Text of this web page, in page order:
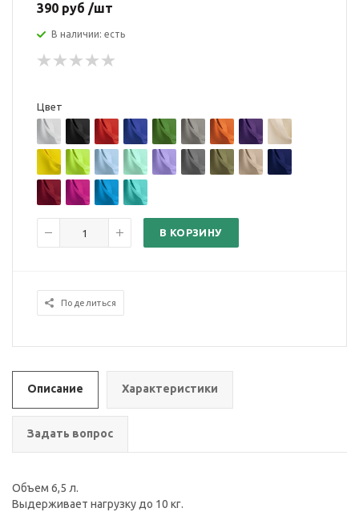
390 руб /шт
В наличии: есть
Цвет
В КОРЗИНУ
Поделиться
Описание Характеристики
Задать вопрос
Объем 6,5 л.
Выдерживает нагрузку до 10 кг.